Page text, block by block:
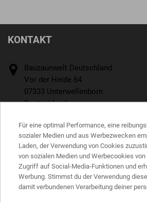
KONTAKT
Bauzaunwelt Deutschland
Vor der Heide 64
07333 Unterwellenborn
Deutschland
+4936715242770
E-Mail
office@bauzaunwelt.de
Für eine optimal Performance, eine
sozialer Medien und aus Werbezwecken
Laden, der Verwendung von Cookies
von sozialen Medien und Werbecookies
Zugriff auf Social-Media-Funktionen und
Werbung. Stimmst du der Verwendung
damit verbundenen Verarbeitung deiner